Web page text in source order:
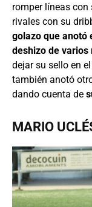
romper líneas
rivales con su
golazo que anotó
deshizo de varios
dejar su sello en
también anotó
dando cuenta de
MARIO